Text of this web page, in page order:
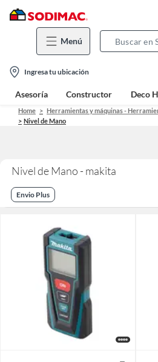
Menú
location-
icon
Ingresa tu ubicación
Asesoría Constructor Deco
Home
Herramientas y máquinas -
Nivel de Mano
Nivel de Mano - makita
Envio Plus